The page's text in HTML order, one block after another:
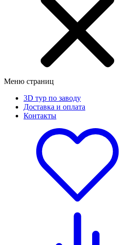
Меню страниц
3D тур по заводу
Доставка и оплата
Контакты